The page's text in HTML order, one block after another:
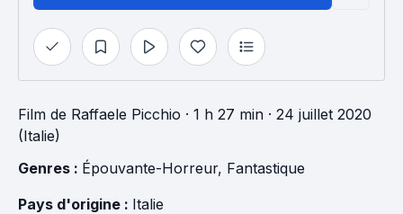
Film de Raffaele Picchio · 1 h 27 min · 24 juillet 2020
(Italie)
Genres : Épouvante-Horreur, Fantastique
Pays d'origine : Italie